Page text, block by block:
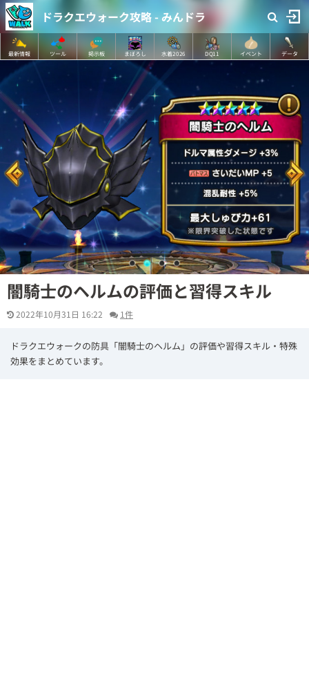
ドラクエウォーク攻略 - みんドラ
最新情報 ツール 掲示板 まぼろし 水着2026 DQ11 イベント データ
闇騎士のヘルムの評価と習得スキル
2022年10月31日 16:22 1件
ドラクエウォークの防具「闇騎士のヘルム」の評価や習得スキル・特殊
効果をまとめています。